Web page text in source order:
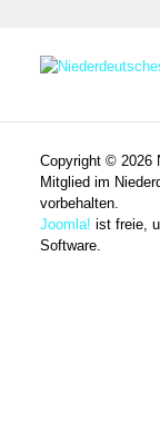
Copyright © 2026
Mitglied im
vorbehalten.
Joomla! ist freie,
Software.